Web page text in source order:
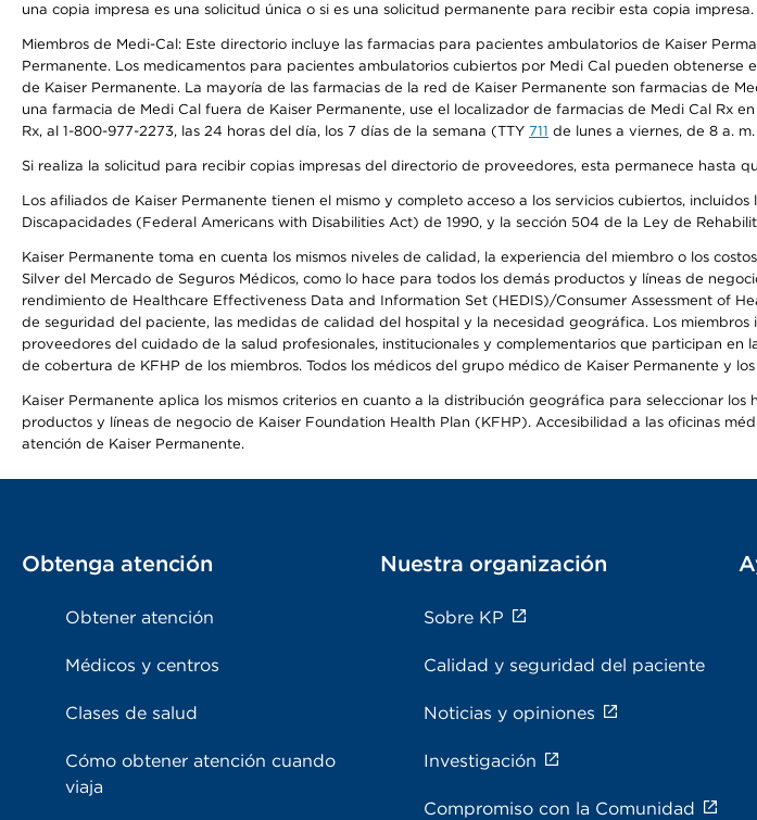
una copia impresa es una solicitud única o si es una solicitud permanente para recibir esta copia impresa.
Miembros de Medi-Cal: Este directorio incluye las farmacias para pacientes ambulatorios de Kaiser
Permanente. Los medicamentos para pacientes ambulatorios cubiertos por Medi Cal pueden
de Kaiser Permanente. La mayoría de las farmacias de la red de Kaiser Permanente son farmacias de
una farmacia de Medi Cal fuera de Kaiser Permanente, use el localizador de farmacias de Medi Cal Rx en
Rx, al 1-800-977-2273, las 24 horas del día, los 7 días de la semana (TTY 711 de lunes a viernes, de 8 a.
Si realiza la solicitud para recibir copias impresas del directorio de proveedores, esta permanece hasta
Los afiliados de Kaiser Permanente tienen el mismo y completo acceso a los servicios cubiertos,
Discapacidades (Federal Americans with Disabilities Act) de 1990, y la sección 504 de la Ley de
Kaiser Permanente toma en cuenta los mismos niveles de calidad, la experiencia del miembro o los
Silver del Mercado de Seguros Médicos, como lo hace para todos los demás productos y líneas de
rendimiento de Healthcare Effectiveness Data and Information Set (HEDIS)/Consumer Assessment of
de seguridad del paciente, las medidas de calidad del hospital y la necesidad geográfica. Los
proveedores del cuidado de la salud profesionales, institucionales y complementarios que participan
de cobertura de KFHP de los miembros. Todos los médicos del grupo médico de Kaiser Permanente y
Kaiser Permanente aplica los mismos criterios en cuanto a la distribución geográfica para seleccionar
productos y líneas de negocio de Kaiser Foundation Health Plan (KFHP). Accesibilidad a las oficinas
atención de Kaiser Permanente.
Obtenga atención
Obtener atención
Médicos y centros
Clases de salud
Cómo obtener atención cuando
viaja
Nuestra organización
Sobre KP
Calidad y seguridad del paciente
Noticias y opiniones
Investigación
Compromiso con la Comunidad